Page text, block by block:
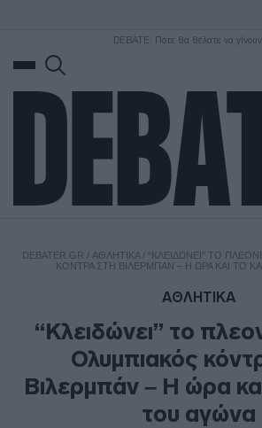
DEBATE: Πότε θα θέλατε να γίνουν
DEBATER.GR / ΑΘΛΗΤΙΚΑ/ “ΚΛΕΙΔΏΝΕΙ” ΤΟ
ΚΌΝΤΡΑ ΣΤΗ ΒΙΛΕΡΜΠΆΝ – Η ΏΡΑ ΚΑΙ ΤΟ
ΑΘΛΗΤΙΚΑ
“Κλειδώνει” το
Ολυμπιακός
Βιλερμπάν – Η ώρα
του αγώνα